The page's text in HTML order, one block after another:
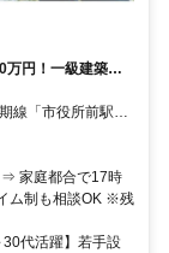
万円！一級建築士
⇒ 家庭都合で17時
ム制も相談OK ※残
代活躍】若手設